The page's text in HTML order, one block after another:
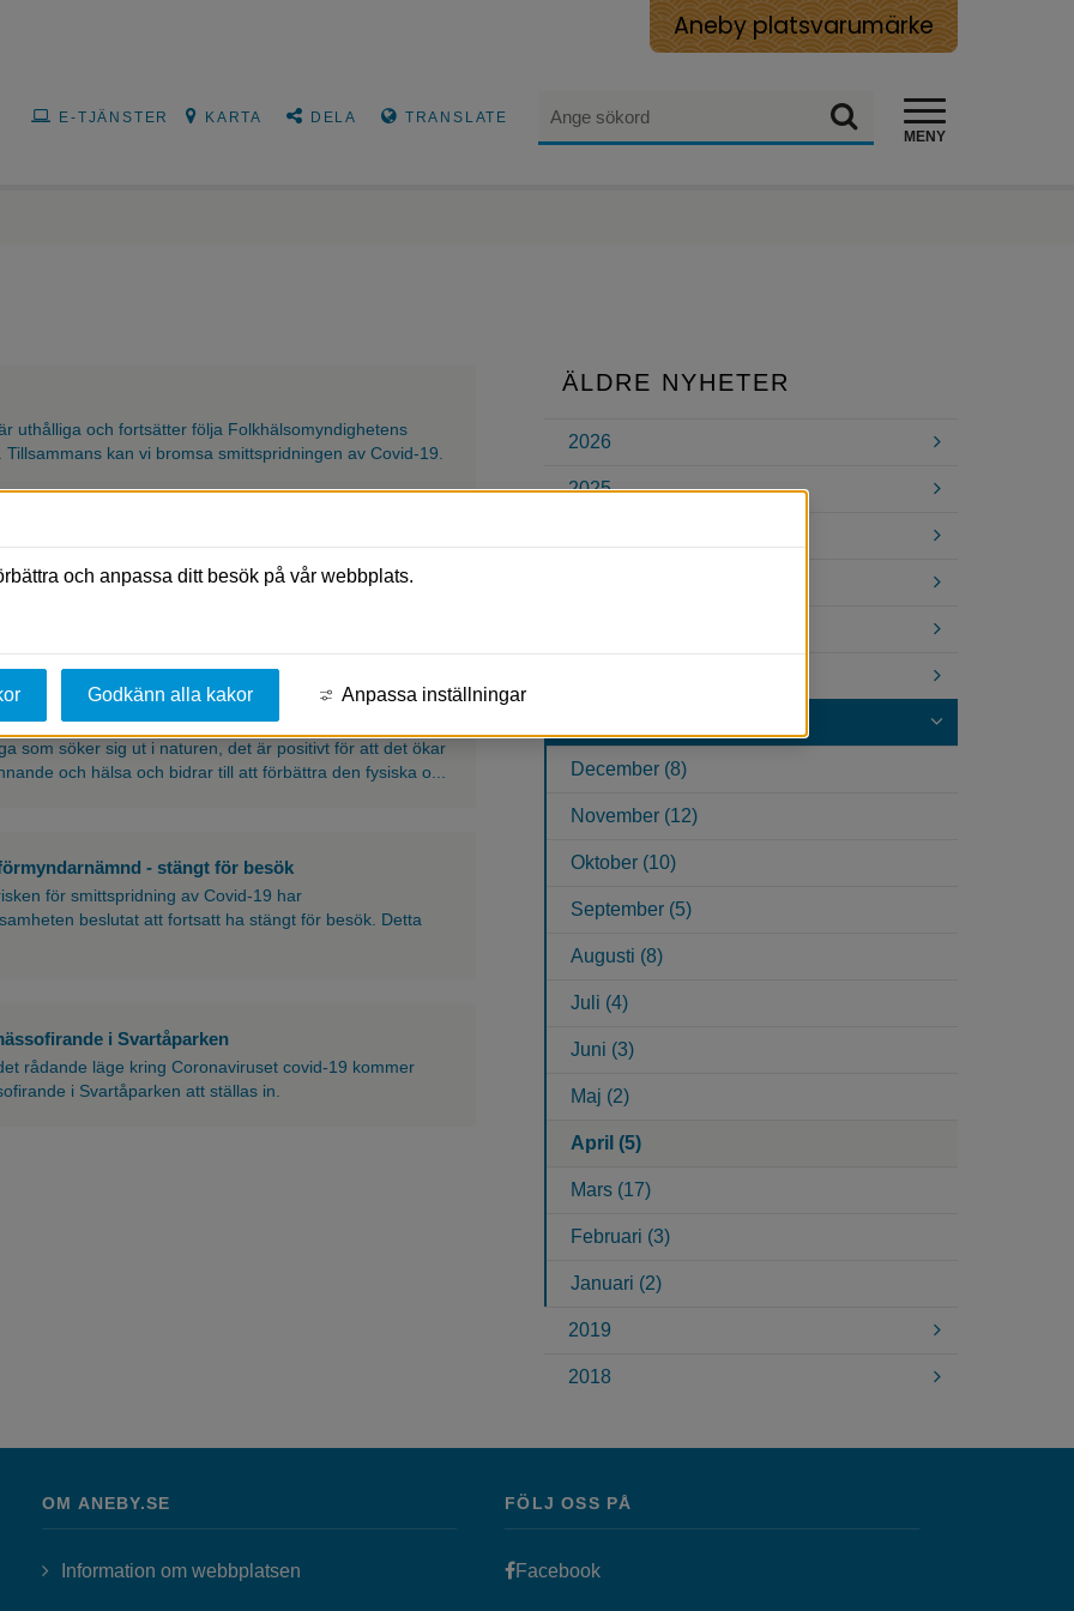
Aneby platsvarumärke
Sök
MENY
E-TJÄNSTER KARTA DELA TRANSLATE
uthålliga och fortsätter följa Folkhälsomyndighetens
kan vi bromsa smittspridningen av Covid-19.
anledning av Covid-19
inställda.
som söker sig ut i naturen, det är positivt för att det ökar
och hälsa och bidrar till att förbättra den fysiska o...
- stängt för besök
för smittspridning av Covid-19 har
beslutat att fortsatt ha stängt för besök. Detta
i Svartåparken
rådande läge kring Coronaviruset covid-19 kommer
i Svartåparken att ställas in.
ÄLDRE NYHETER
2026
2025
December (8)
November (12)
Oktober (10)
September (5)
Augusti (8)
Juli (4)
Juni (3)
Maj (2)
April (5)
Mars (17)
Februari (3)
Januari (2)
2019
2018
OM ANEBY.SE
Information om webbplatsen
FÖLJ OSS PÅ
FacebookLänk till annan webbplats, öppnas i nytt fönster.
och anpassa ditt besök på vår webbplats.
Godkänn alla kakor Anpassa inställningar